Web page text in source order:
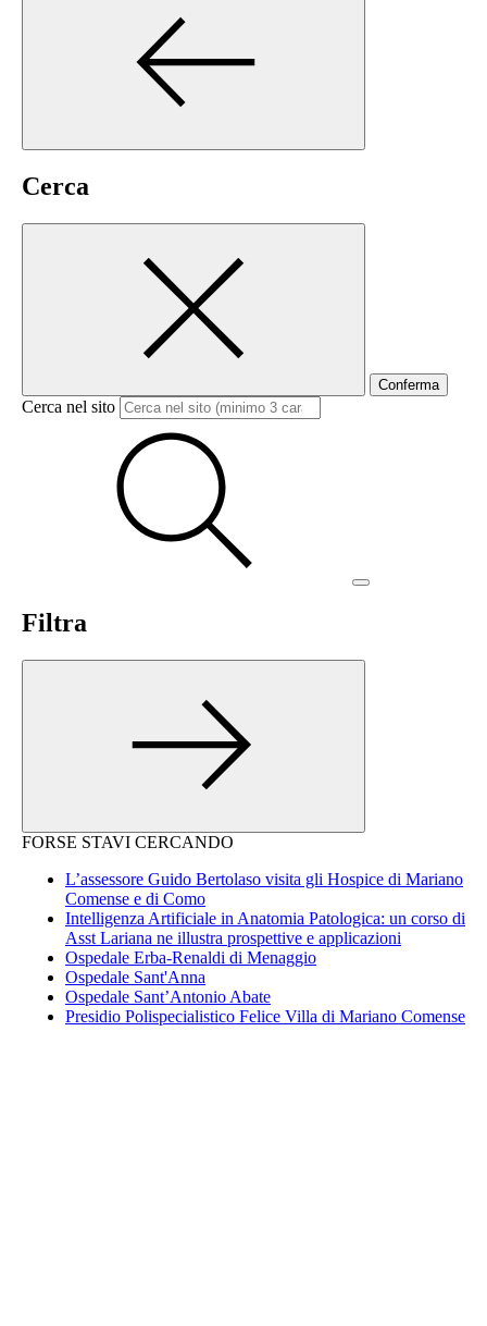
Cerca
Conferma
Cerca nel sito
Filtra
FORSE STAVI CERCANDO
L’assessore Guido Bertolaso visita gli Hospice di Mariano
Comense e di Como
Intelligenza Artificiale in Anatomia Patologica: un corso di
Asst Lariana ne illustra prospettive e applicazioni
Ospedale Erba-Renaldi di Menaggio
Ospedale Sant'Anna
Ospedale Sant’Antonio Abate
Presidio Polispecialistico Felice Villa di Mariano Comense